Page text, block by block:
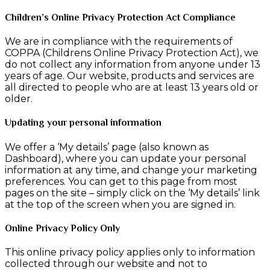
Children’s Online Privacy Protection Act Compliance
We are in compliance with the requirements of
COPPA (Childrens Online Privacy Protection Act), we
do not collect any information from anyone under 13
years of age. Our website, products and services are
all directed to people who are at least 13 years old or
older.
Updating your personal information
We offer a ‘My details’ page (also known as
Dashboard), where you can update your personal
information at any time, and change your marketing
preferences. You can get to this page from most
pages on the site – simply click on the ‘My details’ link
at the top of the screen when you are signed in.
Online Privacy Policy Only
This online privacy policy applies only to information
collected through our website and not to